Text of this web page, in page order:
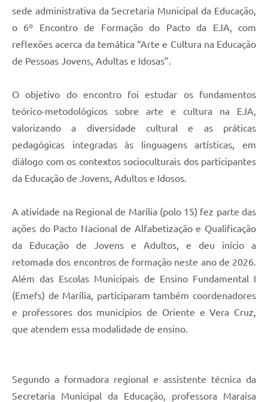
sede administrativa da Secretaria Municipal da Educação,
o 6º Encontro de Formação do Pacto da EJA, com
reflexões acerca da temática “Arte e Cultura na Educação
de Pessoas Jovens, Adultas e Idosas”.
O objetivo do encontro foi estudar os fundamentos
teórico-metodológicos sobre arte e cultura na EJA,
valorizando a diversidade cultural e as práticas
pedagógicas integradas às linguagens artísticas, em
diálogo com os contextos socioculturais dos participantes
da Educação de Jovens, Adultos e Idosos.
A atividade na Regional de Marília (polo 15) fez parte das
ações do Pacto Nacional de Alfabetização e Qualificação
da Educação de Jovens e Adultos, e deu início a
retomada dos encontros de formação neste ano de 2026.
Além das Escolas Municipais de Ensino Fundamental I
(Emefs) de Marília, participaram também coordenadores
e professores dos municípios de Oriente e Vera Cruz,
que atendem essa modalidade de ensino.
Segundo a formadora regional e assistente técnica da
Secretaria Municipal da Educação, professora Maraisa